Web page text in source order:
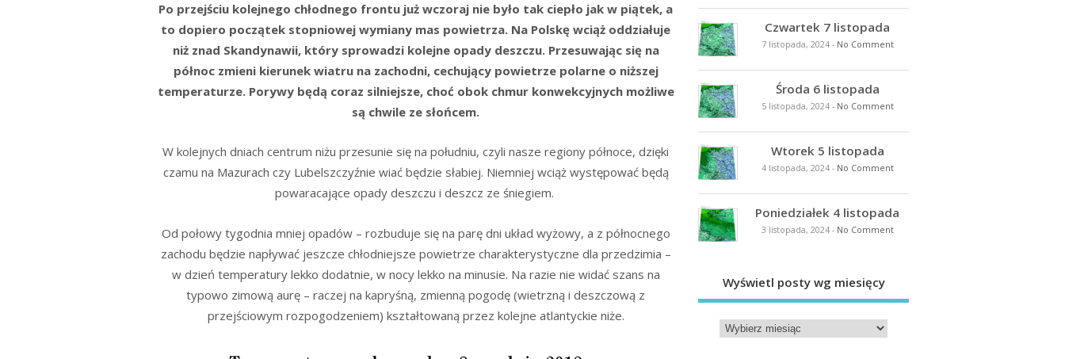
Po przejściu kolejnego chłodnego frontu już wczoraj nie było tak ciepło jak w piątek, a
to dopiero początek stopniowej wymiany mas powietrza. Na Polskę wciąż oddziałuje
niż znad Skandynawii, który sprowadzi kolejne opady deszczu. Przesuwając się na
północ zmieni kierunek wiatru na zachodni, cechujący powietrze polarne o niższej
temperaturze. Porywy będą coraz silniejsze, choć obok chmur konwekcyjnych możliwe
są chwile ze słońcem.
W kolejnych dniach centrum niżu przesunie się na południu, czyli nasze regiony północe, dzięki
czamu na Mazurach czy Lubelszczyźnie wiać będzie słabiej. Niemniej wciąż występować będą
powaracające opady deszczu i deszcz ze śniegiem.
Od połowy tygodnia mniej opadów – rozbuduje się na parę dni układ wyżowy, a z północnego
zachodu będzie napływać jeszcze chłodniejsze powietrze charakterystyczne dla przedzimia –
w dzień temperatury lekko dodatnie, w nocy lekko na minusie. Na razie nie widać szans na
typowo zimową aurę – raczej na kapryśną, zmienną pogodę (wietrzną i deszczową z
przejściowym rozpogodzeniem) kształtowaną przez kolejne atlantyckie niże.
Czwartek 7 listopada
7 listopada, 2024- No Comment
Środa 6 listopada
5 listopada, 2024- No Comment
Wtorek 5 listopada
4 listopada, 2024- No Comment
Poniedziałek 4 listopada
3 listopada, 2024- No Comment
Wyświetl posty wg miesięcy